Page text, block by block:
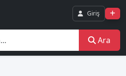
Giriş
Ara